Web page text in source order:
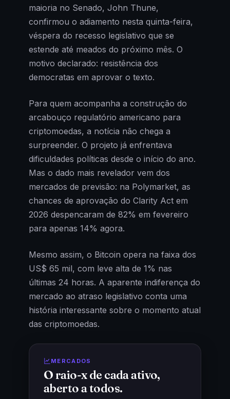
maioria no Senado, John Thune,
confirmou o adiamento nesta quinta-feira,
véspera do recesso legislativo que se
estende até meados do próximo mês. O
motivo declarado: resistência dos
democratas em aprovar o texto.
Para quem acompanha a construção do
arcabouço regulatório americano para
criptomoedas, a notícia não chega a
surpreender. O projeto já enfrentava
dificuldades políticas desde o início do ano.
Mas o dado mais revelador vem dos
mercados de previsão: na Polymarket, as
chances de aprovação do Clarity Act em
2026 despencaram de 82% em fevereiro
para apenas 14% agora.
Mesmo assim, o Bitcoin opera na faixa dos
US$ 65 mil, com leve alta de 1% nas
últimas 24 horas. A aparente indiferença do
mercado ao atraso legislativo conta uma
história interessante sobre o momento atual
das criptomoedas.
MERCADOS
O raio-x de cada ativo,
aberto a todos.